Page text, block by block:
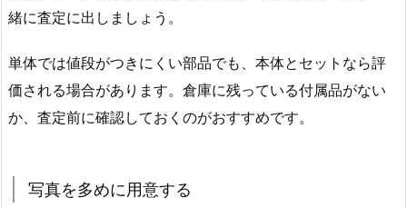
緒に査定に出しましょう。
単体では値段がつきにくい部品でも、本体とセットなら評
価される場合があります。倉庫に残っている付属品がない
か、査定前に確認しておくのがおすすめです。
写真を多めに用意する